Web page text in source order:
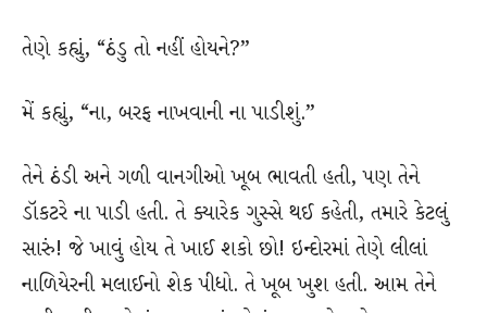
તેણે કહ્યું, “ઠંડુ તો નહીં હોયને?”
મેં કહ્યું, “ના, બરફ નાખવાની ના પાડીશું.”
તેને ઠંડી અને ગળી વાનગીઓ ખૂબ ભાવતી હતી, પણ તેને
ડૉકટરે ના પાડી હતી. તે ક્યારેક ગુસ્સે થઈ કહેતી, તમારે કેટલું
સારું! જે ખાવું હોય તે ખાઈ શકો છો! ઇન્દોરમાં તેણે લીલાં
નાળિયેરની મલાઈનો શેક પીધો. તે ખૂબ ખુશ હતી. આમ તેને